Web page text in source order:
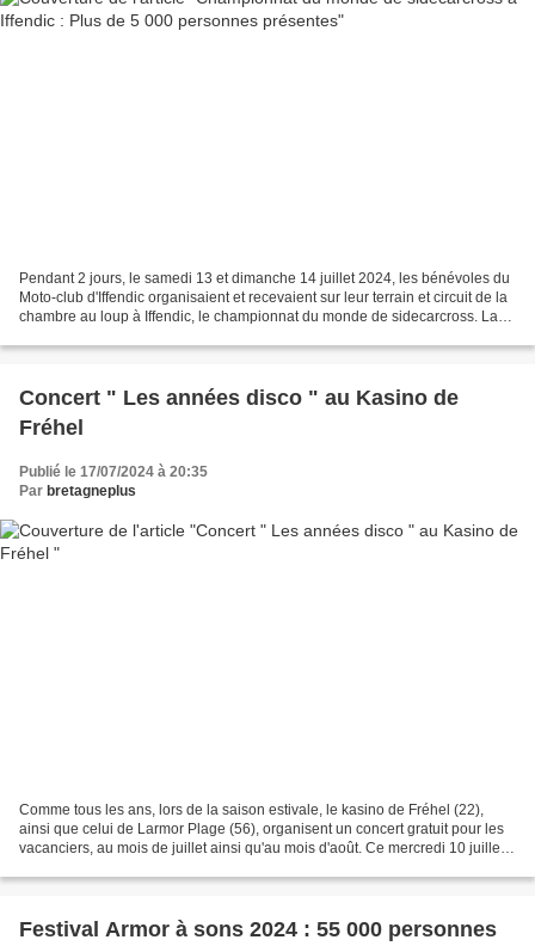
Pendant 2 jours, le samedi 13 et dimanche 14 juillet 2024, les bénévoles du
Moto-club d'Iffendic organisaient et recevaient sur leur terrain et circuit de la
chambre au loup à Iffendic, le championnat du monde de sidecarcross. La
Concert " Les années disco " au Kasino de
Fréhel
Publié le 17/07/2024 à 20:35
Par bretagneplus
Comme tous les ans, lors de la saison estivale, le kasino de Fréhel (22),
ainsi que celui de Larmor Plage (56), organisent un concert gratuit pour les
vacanciers, au mois de juillet ainsi qu'au mois d'août. Ce mercredi 10 juillet,
Festival Armor à sons 2024 : 55 000 personnes